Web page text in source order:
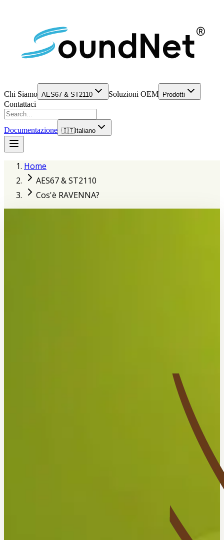
Chi Siamo AES67 & ST2110 Soluzioni OEM Prodotti
Contattaci
Documentazione 🇮🇹Italiano
Home
AES67 & ST2110
Cos'è RAVENNA?